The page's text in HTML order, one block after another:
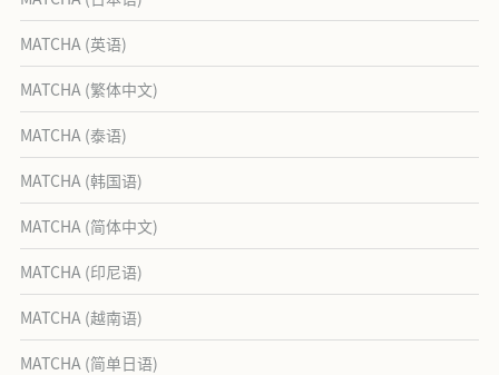
MATCHA (英语)
MATCHA (繁体中文)
MATCHA (泰语)
MATCHA (韩国语)
MATCHA (简体中文)
MATCHA (印尼语)
MATCHA (越南语)
MATCHA (简单日语)